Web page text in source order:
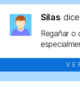
Silas
Regañar o